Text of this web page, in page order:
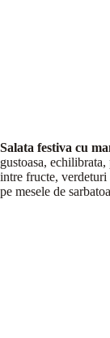
Salata festiva cu
gustoasa,
intre fructe, verdeturi
pe mesele de